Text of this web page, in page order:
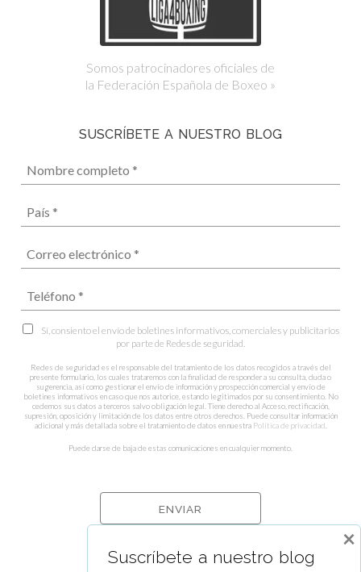
Somos patrocinadores oficiales de
la Federación Española de Boxeo »
SUSCRÍBETE A NUESTRO BLOG
Sí, consiento el envío de boletines informativos, comerciales y publicitarios
por parte de Redes de seguridad.
Redes de seguridad es el responsable del tratamiento de los datos recogidos a través del
presente formulario, los cuales trataremos con la finalidad de responder a su consulta, duda o
sugerencia, así como gestionar el envío de información y prospección comercial y envío de
boletines informativos en caso que nos autorice, estando legitimados por su consentimiento. No
cedemos sus datos a terceros salvo obligación legal. Tiene derecho al Acceso, rectificación,
supresión, oposición y limitación de los datos entre otros derechos. Puede consultar información
adicional y más detallada sobre el tratamiento de datos en nuestra Política de privacidad
Puede darse de baja de estas comunicaciones en cualquier momento.
Suscríbete a nuestro blog
×